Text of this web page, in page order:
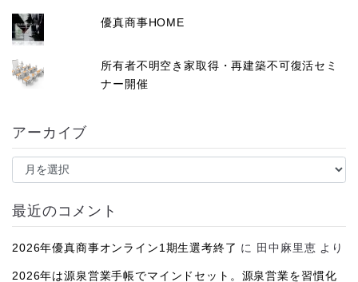
優真商事HOME
所有者不明空き家取得・再建築不可復活セミ
ナー開催
アーカイブ
ア
イ
最近のコメント
2026年優真商事オンライン1期生選考終了 に 田中麻里恵 より
2026年は源泉営業手帳でマインドセット。源泉営業を習慣化